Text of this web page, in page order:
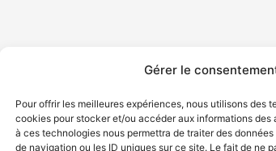
Gérer le
Pour offrir les meilleures expériences, nous utilisons des
cookies pour stocker et/ou accéder aux informations des
à ces technologies nous permettra de traiter des
de navigation ou les ID uniques sur ce site. Le fait de ne
Déclaration de services Politique de